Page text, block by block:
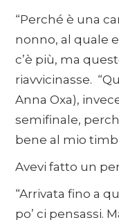
“Perché è una
nonno, al quale
c’è più, ma
riavvicinasse.
Anna Oxa),
semifinale,
bene al mio
Avevi fatto un
“Arrivata fino a
po’ ci pensassi.